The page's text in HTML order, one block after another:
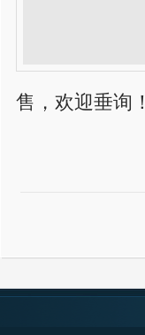
售，欢迎垂询！